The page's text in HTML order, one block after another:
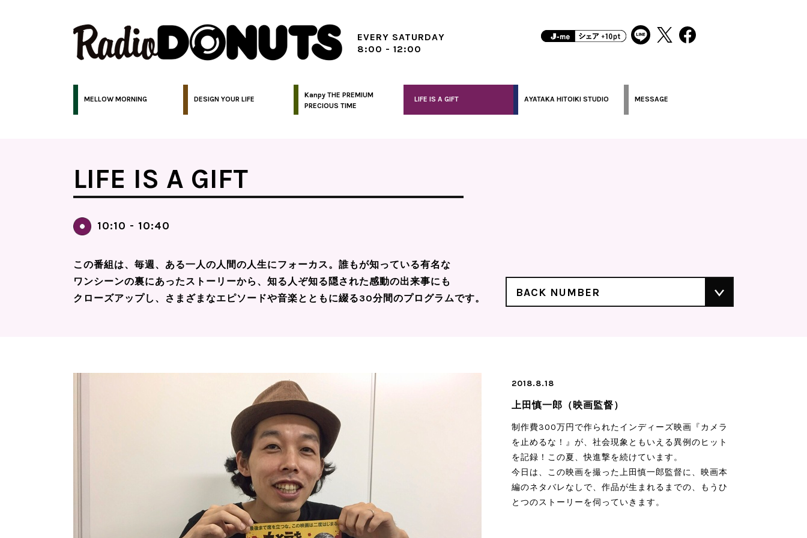
EVERY SATURDAY
8:00 - 12:00
MELLOW MORNING DESIGN YOUR LIFE
Kanpy THE PREMIUM
PRECIOUS TIME
LIFE IS A GIFT AYATAKA HITOIKI STUDIO MESSAGE
LIFE IS A GIFT
10:10 - 10:40
この番組は、毎週、ある一人の人間の人生にフォーカス。誰もが知っている有名な
ワンシーンの裏にあったストーリーから、知る人ぞ知る隠された感動の出来事にも
クローズアップし、さまざまなエピソードや音楽とともに綴る30分間のプログラムです。
BACK NUMBER
2018.8.18
上田慎一郎（映画監督）
制作費300万円で作られたインディーズ映画『カメラ
を止めるな！』が、社会現象ともいえる異例のヒット
を記録！この夏、快進撃を続けています。
今日は、この映画を撮った上田慎一郎監督に、映画本
編のネタバレなしで、作品が生まれるまでの、もうひ
とつのストーリーを伺っていきます。